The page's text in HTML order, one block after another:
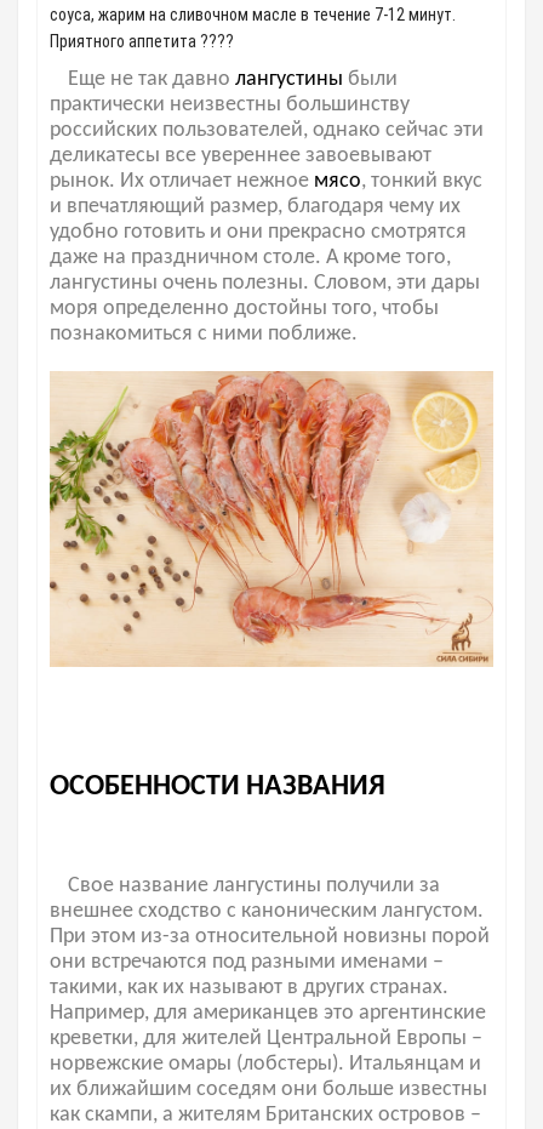
соуса, жарим на сливочном масле в течение 7-12 минут.
Приятного аппетита ????
Еще не так давно лангустины были
практически неизвестны большинству
российских пользователей, однако сейчас эти
деликатесы все увереннее завоевывают
рынок. Их отличает нежное мясо, тонкий вкус
и впечатляющий размер, благодаря чему их
удобно готовить и они прекрасно смотрятся
даже на праздничном столе. А кроме того,
лангустины очень полезны. Словом, эти дары
моря определенно достойны того, чтобы
познакомиться с ними поближе.
ОСОБЕННОСТИ НАЗВАНИЯ
Свое название лангустины получили за
внешнее сходство с каноническим лангустом.
При этом из-за относительной новизны порой
они встречаются под разными именами –
такими, как их называют в других странах.
Например, для американцев это аргентинские
креветки, для жителей Центральной Европы –
норвежские омары (лобстеры). Итальянцам и
их ближайшим соседям они больше известны
как скампи, а жителям Британских островов –